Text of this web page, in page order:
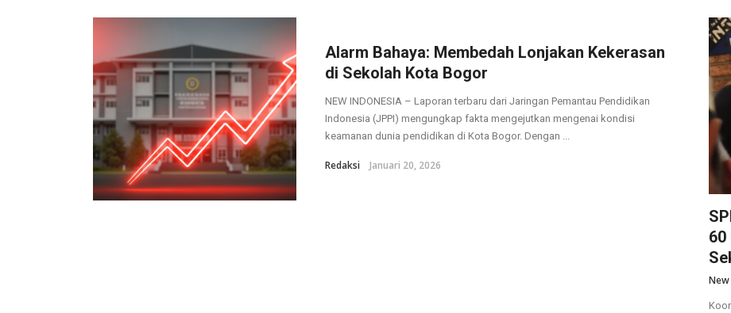
Alarm Bahaya: Membedah Lonjakan Kekerasan
di Sekolah Kota Bogor
NEW INDONESIA – Laporan terbaru dari Jaringan Pemantau Pendidikan
Indonesia (JPPI) mengungkap fakta mengejutkan mengenai kondisi
keamanan dunia pendidikan di Kota Bogor. Dengan ...
Redaksi Januari 20, 2026
60